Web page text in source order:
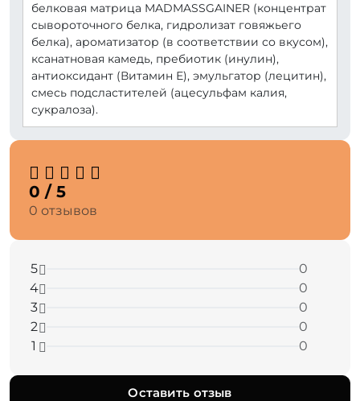
белковая матрица MADMASSGAINER (концентрат
сывороточного белка, гидролизат говяжьего
белка), ароматизатор (в соответствии со вкусом),
ксанатновая камедь, пребиотик (инулин),
антиоксидант (Витамин Е), эмульгатор (лецитин),
смесь подсластителей (ацесульфам калия,
сукралоза).
0 / 5
0 отзывов
5
0
4
0
3
0
2
0
1
0
Оставить отзыв